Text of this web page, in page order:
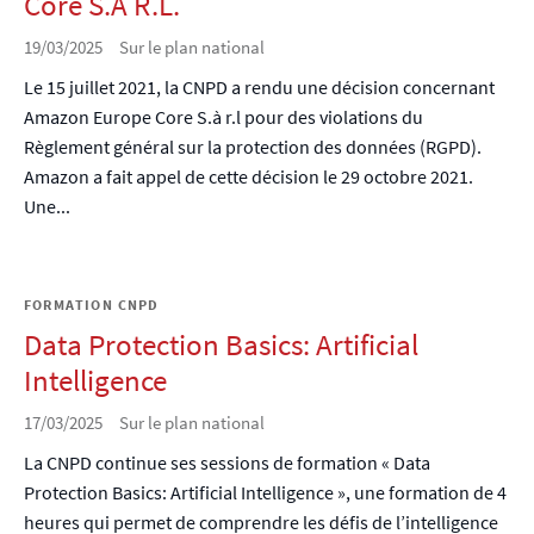
19/03/2025 Sur le plan national
Le 15 juillet 2021, la CNPD a rendu une décision concernant
Amazon Europe Core S.à r.l pour des violations du
Règlement général sur la protection des données (RGPD).
Amazon a fait appel de cette décision le 29 octobre 2021.
Une...
FORMATION CNPD
Data Protection Basics: Artificial
Intelligence
17/03/2025 Sur le plan national
La CNPD continue ses sessions de formation « Data
Protection Basics: Artificial Intelligence », une formation de 4
heures qui permet de comprendre les défis de l’intelligence